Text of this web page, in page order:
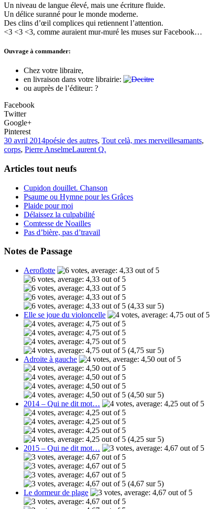
Un niveau de langue élevé, mais une écriture fluide.
Un délice suranné pour le monde moderne.
Des clins d’œil complices qui retiennent l’attention.
<3 <3 <3, comme auraient mur-muré les muses sur Facebook…
Ouvrage à commander:
Chez votre libraire,
en livraison dans votre librairie:
ou auprès de l’éditeur: ?
Facebook
Twitter
Google+
Pinterest
30 avril 2014poésie des autres, Tout celà, mes merveillesamants,
corps, Pierre AnselmeLaurent Q.
Articles tout neufs
Cupidon douillet. Chanson
Psaume ou Hymne pour les Grâces
Plaide pour moi
Délaissez la culpabilité
Comtesse de Noailles
Pas d’bière, pas d’travail
Notes de Passage
Aeroflotte
(4,33 sur 5)
Elle se joue du violoncelle
(4,75 sur 5)
Adroite à gauche
(4,50 sur 5)
2014 – Qui ne dit mot…
(4,25 sur 5)
2015 – Qui ne dit mot…
(4,67 sur 5)
Le dormeur de plage